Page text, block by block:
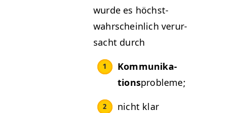
wurde es höchst­
wahrschein­lich verur­
sacht durch
Kom­mu­nika­
tionsprob­leme;
nicht klar